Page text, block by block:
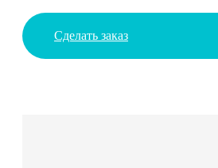
Сделать заказ